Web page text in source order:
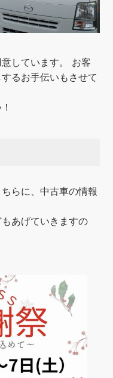
しています。
お客
るお手伝いもさせて
らに、中古車の情報
あげていきますの